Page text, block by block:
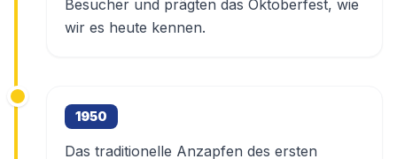
Besucher und prägten das Oktoberfest, wie
wir es heute kennen.
1950
Das traditionelle Anzapfen des ersten